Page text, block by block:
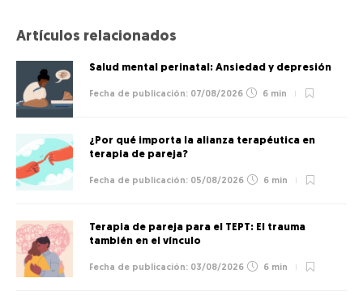
Artículos relacionados
Salud mental perinatal: Ansiedad y depresión
07/08/2026 6 min
¿Por qué importa la alianza terapéutica en
terapia de pareja?
05/08/2026 6 min
Terapia de pareja para el TEPT: El trauma
también en el vínculo
03/08/2026 6 min